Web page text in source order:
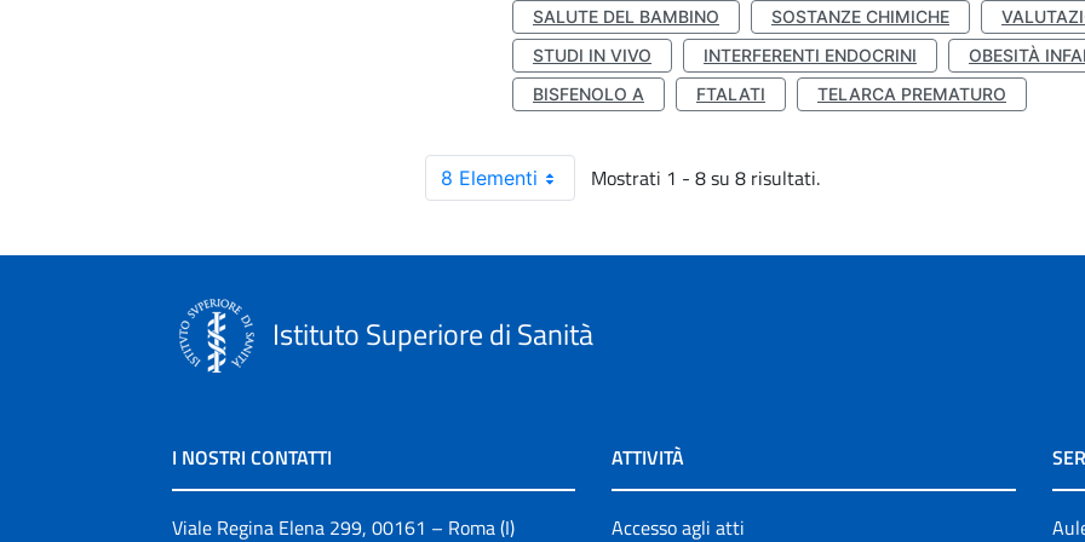
SALUTE DEL BAMBINO
SOSTANZE CHIMICHE
STUDI IN VIVO
INTERFERENTI ENDOCRINI OBESITÀ
BISFENOLO A
FTALATI TELARCA PREMATURO
8 Elementi Mostrati 1 - 8 su 8 risultati.
Istituto Superiore di Sanità
I NOSTRI CONTATTI
Viale Regina Elena 299, 00161 – Roma (I)
ATTIVITÀ
Accesso agli atti